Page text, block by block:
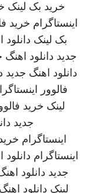
خرید بک لینک
اینستاگرام خرید
بک لینک
جدید دانلود اهنگ
دانلود اهنگ جدید
فالوور
لینک خرید
جدید
اینستاگرام
اینستاگرام
جدید دانلود
لینک دانلود